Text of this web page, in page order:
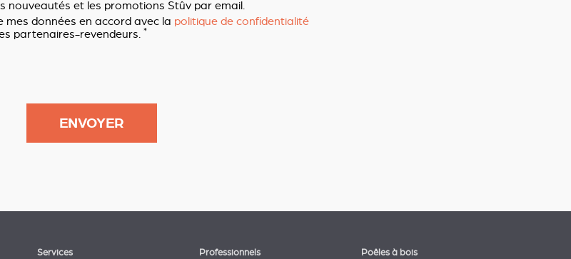
nouveautés et les promotions Stûv par email.
mes données en accord avec la politique de confidentialité
partenaires-revendeurs. *
Services
Professionnels
Poêles à bois